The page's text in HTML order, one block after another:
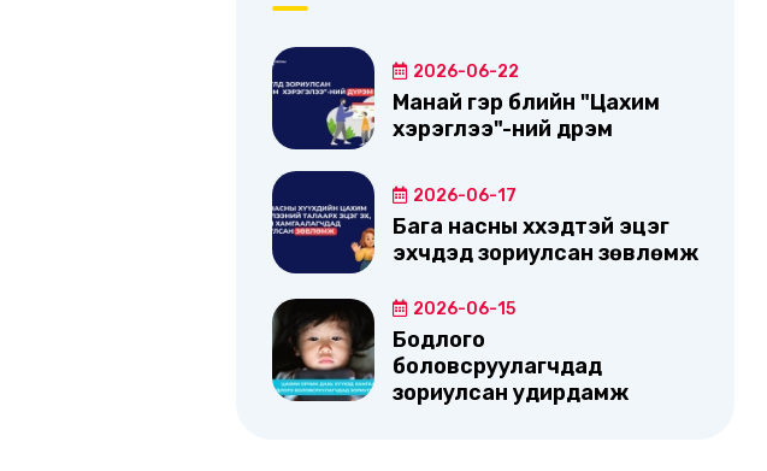
2026-06-22
Манай гэр бүлийн "Цахим
хэрэглээ"-ний дүрэм
2026-06-17
Бага насны хүүхэдтэй эцэг
эхчүүдэд зориулсан зөвлөмж
2026-06-15
Бодлого
боловсруулагчдад
зориулсан удирдамж